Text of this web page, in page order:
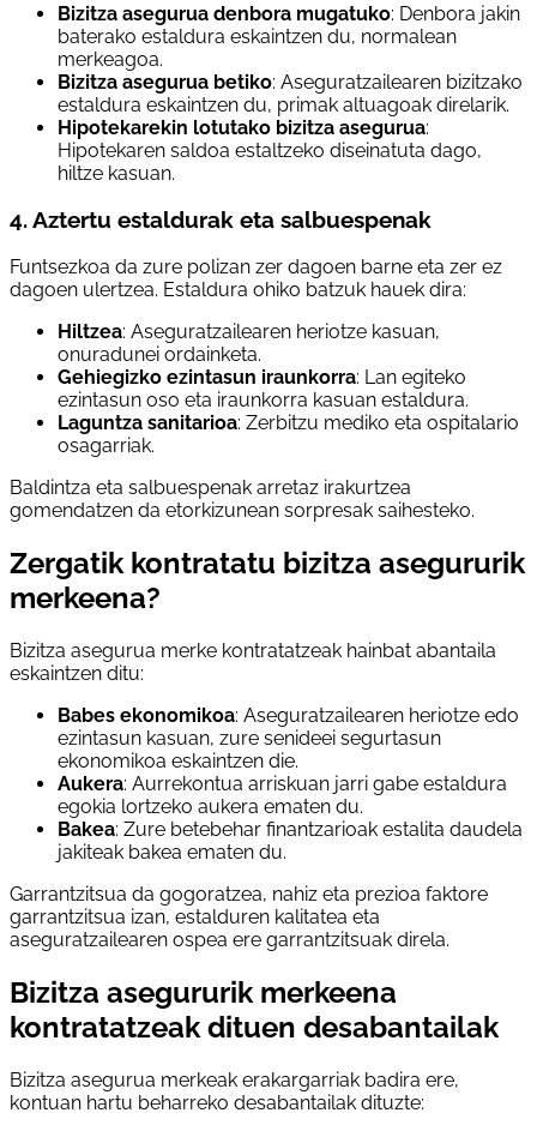
Bizitza asegurua denbora mugatuko: Denbora jakin
baterako estaldura eskaintzen du, normalean
merkeagoa.
Bizitza asegurua betiko: Aseguratzailearen bizitzako
estaldura eskaintzen du, primak altuagoak direlarik.
Hipotekarekin lotutako bizitza asegurua:
Hipotekaren saldoa estaltzeko diseinatuta dago,
hiltze kasuan.
4. Aztertu estaldurak eta salbuespenak
Funtsezkoa da zure polizan zer dagoen barne eta zer ez
dagoen ulertzea. Estaldura ohiko batzuk hauek dira:
Hiltzea: Aseguratzailearen heriotze kasuan,
onuradunei ordainketa.
Gehiegizko ezintasun iraunkorra: Lan egiteko
ezintasun oso eta iraunkorra kasuan estaldura.
Laguntza sanitarioa: Zerbitzu mediko eta ospitalario
osagarriak.
Baldintza eta salbuespenak arretaz irakurtzea
gomendatzen da etorkizunean sorpresak saihesteko.
Zergatik kontratatu bizitza asegururik
merkeena?
Bizitza asegurua merke kontratatzeak hainbat abantaila
eskaintzen ditu:
Babes ekonomikoa: Aseguratzailearen heriotze edo
ezintasun kasuan, zure senideei segurtasun
ekonomikoa eskaintzen die.
Aukera: Aurrekontua arriskuan jarri gabe estaldura
egokia lortzeko aukera ematen du.
Bakea: Zure betebehar finantzarioak estalita daudela
jakiteak bakea ematen du.
Garrantzitsua da gogoratzea, nahiz eta prezioa faktore
garrantzitsua izan, estalduren kalitatea eta
aseguratzailearen ospea ere garrantzitsuak direla.
Bizitza asegururik merkeena
kontratatzeak dituen desabantailak
Bizitza asegurua merkeak erakargarriak badira ere,
kontuan hartu beharreko desabantailak dituzte: